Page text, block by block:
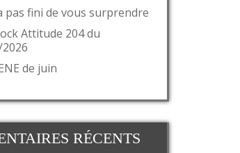
pas fini de vous surprendre
Attitude 204 du
de juin
RÉCENTS